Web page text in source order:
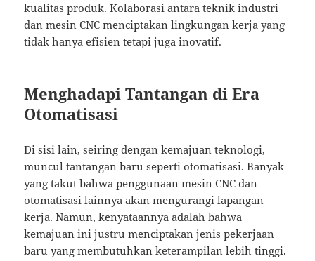
kualitas produk. Kolaborasi antara teknik industri
dan mesin CNC menciptakan lingkungan kerja yang
tidak hanya efisien tetapi juga inovatif.
Menghadapi Tantangan di Era
Otomatisasi
Di sisi lain, seiring dengan kemajuan teknologi,
muncul tantangan baru seperti otomatisasi. Banyak
yang takut bahwa penggunaan mesin CNC dan
otomatisasi lainnya akan mengurangi lapangan
kerja. Namun, kenyataannya adalah bahwa
kemajuan ini justru menciptakan jenis pekerjaan
baru yang membutuhkan keterampilan lebih tinggi.